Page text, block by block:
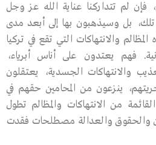
فإن لم تتداركنا عناية الله عز وجل
بل وسيذهبون بها إلى أبعد مدى
والانتهاكات التي تقع في تركيا
فهم يعتدون على أناس أبرياء،
والانتهاكات الجسدية، يعتقلون
ينزعون من المحامين حقهم في
من الانتهاكات والمظالم تطول
والحقوق والعدالة مصطلحات فقدت